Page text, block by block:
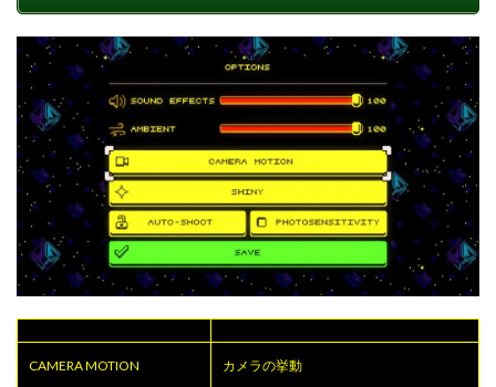
CAMERA MOTION カメラの挙動